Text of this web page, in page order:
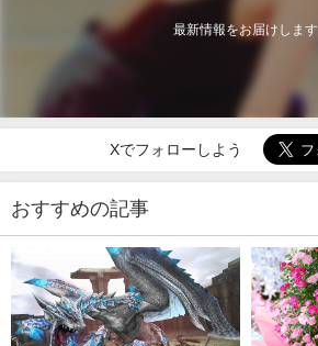
最新情報をお届けします
Xでフォローしよう
おすすめの記事